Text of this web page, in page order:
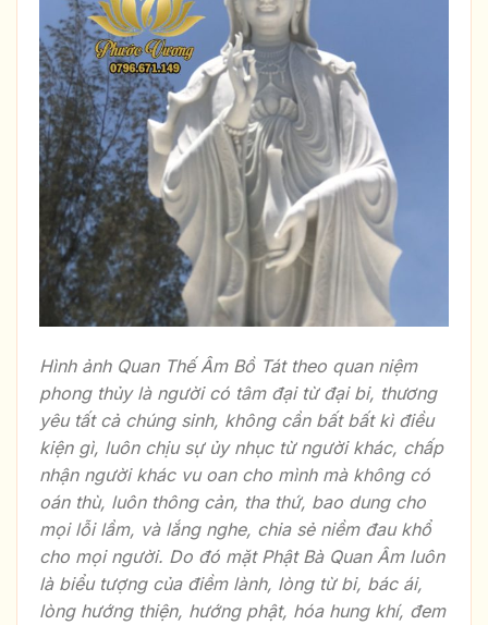
Hình ảnh Quan Thế Âm Bồ Tát theo quan niệm
phong thủy là người có tâm đại từ đại bi, thương
yêu tất cả chúng sinh, không cần bất bất kì điều
kiện gì, luôn chịu sự ủy nhục từ người khác, chấp
nhận người khác vu oan cho mình mà không có
oán thù, luôn thông cản, tha thứ, bao dung cho
mọi lỗi lầm, và lắng nghe, chia sẻ niềm đau khổ
cho mọi người. Do đó mặt Phật Bà Quan Âm luôn
là biểu tượng của điềm lành, lòng từ bi, bác ái,
lòng hướng thiện, hướng phật, hóa hung khí, đem